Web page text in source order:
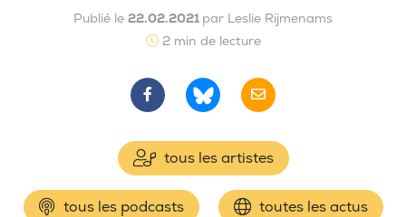
Publié le 22.02.2021 par Leslie Rijmenams
2 min de lecture
tous les artistes
tous les podcasts toutes les actus